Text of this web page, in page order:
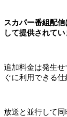
スカパー番組配
して提供されてい
追加料金は発生
ぐに利用できる仕
放送と並行して